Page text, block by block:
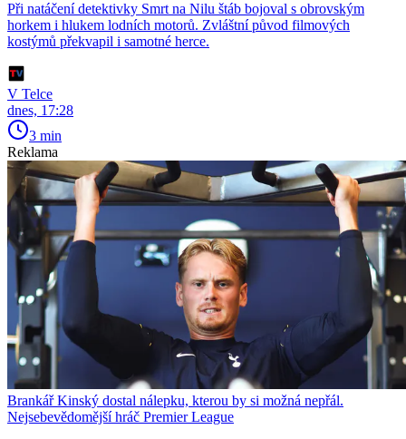
Při natáčení detektivky Smrt na Nilu štáb bojoval s obrovským
horkem i hlukem lodních motorů. Zvláštní původ filmových
kostýmů překvapil i samotné herce.
V Telce
dnes, 17:28
3 min
Reklama
Brankář Kinský dostal nálepku, kterou by si možná nepřál.
Nejsebevědomější hráč Premier League